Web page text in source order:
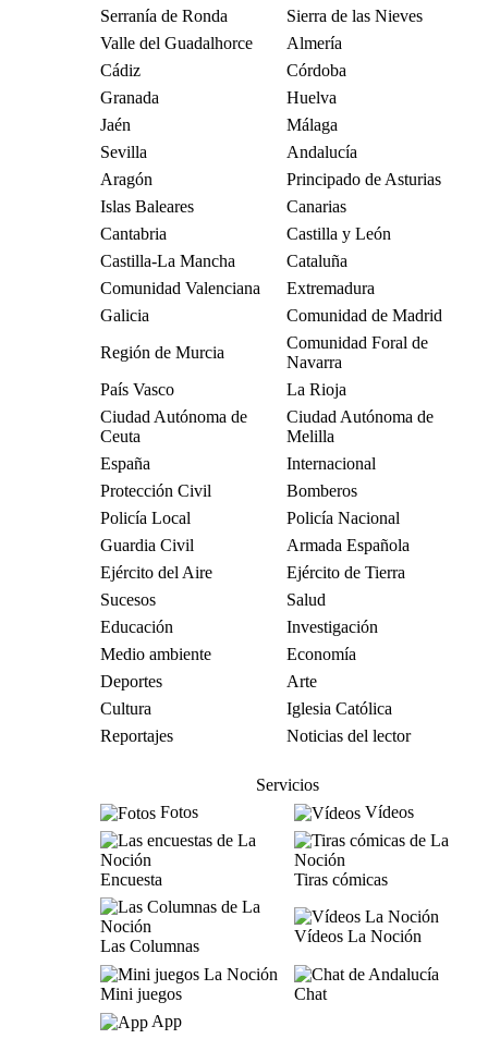
Serranía de Ronda
Sierra de las Nieves
Valle del Guadalhorce
Almería
Cádiz
Córdoba
Granada
Huelva
Jaén
Málaga
Sevilla
Andalucía
Aragón
Principado de Asturias
Islas Baleares
Canarias
Cantabria
Castilla y León
Castilla-La Mancha
Cataluña
Comunidad Valenciana
Extremadura
Galicia
Comunidad de Madrid
Región de Murcia
Comunidad Foral de
Navarra
País Vasco
La Rioja
Ciudad Autónoma de
Ceuta
Ciudad Autónoma de
Melilla
España
Internacional
Protección Civil
Bomberos
Policía Local
Policía Nacional
Guardia Civil
Armada Española
Ejército del Aire
Ejército de Tierra
Sucesos
Salud
Educación
Investigación
Medio ambiente
Economía
Deportes
Arte
Cultura
Iglesia Católica
Reportajes
Noticias del lector
Servicios
Fotos
Vídeos
Encuesta Tiras cómicas
Las Columnas
Vídeos La Noción
Mini juegos
Chat
App